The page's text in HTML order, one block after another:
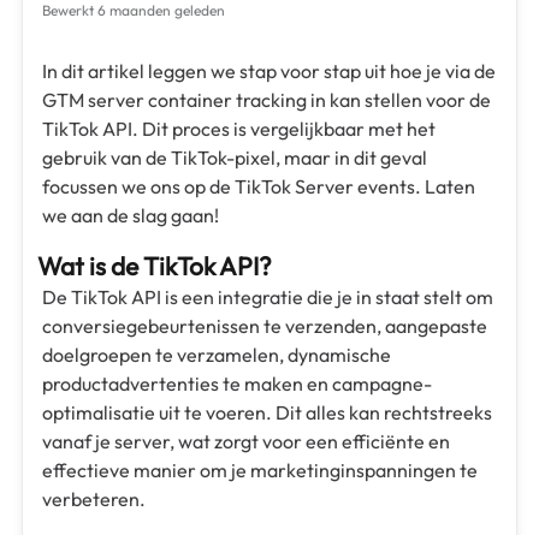
Bewerkt 6 maanden geleden
In dit artikel leggen we stap voor stap uit hoe je via de
GTM server container tracking in kan stellen voor de
TikTok API. Dit proces is vergelijkbaar met het
gebruik van de TikTok-pixel, maar in dit geval
focussen we ons op de TikTok Server events. Laten
we aan de slag gaan!
Wat is de TikTok API?
De TikTok API is een integratie die je in staat stelt om
conversiegebeurtenissen te verzenden, aangepaste
doelgroepen te verzamelen, dynamische
productadvertenties te maken en campagne-
optimalisatie uit te voeren. Dit alles kan rechtstreeks
vanaf je server, wat zorgt voor een efficiënte en
effectieve manier om je marketinginspanningen te
verbeteren.